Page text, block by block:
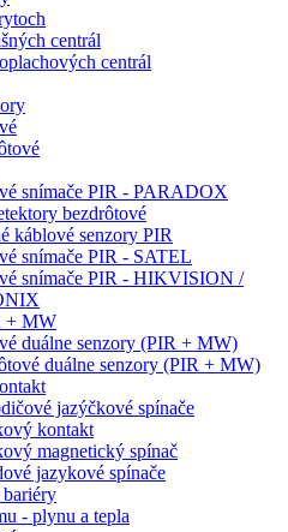
centrál
centrál
snímače PIR - PARADOX
bezdrôtové
káblové senzory PIR
snímače PIR - SATEL
snímače PIR - HIKVISION /
+ MW
duálne senzory (PIR + MW)
duálne senzory (PIR + MW)
jazýčkové spínače
kontakt
magnetický spínač
jazykové spínače
- plynu a tepla